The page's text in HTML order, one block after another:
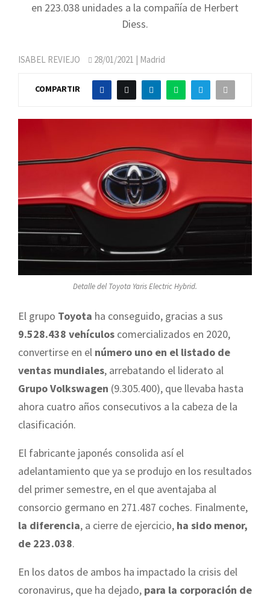
en 223.038 unidades a la compañía de Herbert
Diess.
ISABEL REVIEJO 28/01/2021 | Madrid
COMPARTIR
Detalle del Toyota Yaris Electric Hybrid.
El grupo Toyota ha conseguido, gracias a sus
9.528.438 vehículos comercializados en 2020,
convertirse en el número uno en el listado de
ventas mundiales, arrebatando el liderato al
Grupo Volkswagen (9.305.400), que llevaba hasta
ahora cuatro años consecutivos a la cabeza de la
clasificación.
El fabricante japonés consolida así el
adelantamiento que ya se produjo en los resultados
del primer semestre, en el que aventajaba al
consorcio germano en 271.487 coches. Finalmente,
la diferencia, a cierre de ejercicio, ha sido menor,
de 223.038.
En los datos de ambos ha impactado la crisis del
coronavirus, que ha dejado, para la corporación de